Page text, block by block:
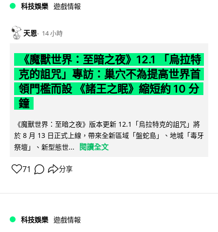
科技娛樂 遊戲情報
天恩 14 小時
《魔獸世界：至暗之夜》12.1 「烏拉特
克的詛咒」專訪：巢穴不為提高世界首
領門檻而設 《諸王之眠》縮短約 10 分
鐘
《魔獸世界：至暗之夜》版本更新 12.1「烏拉特克的詛咒」將
於 8 月 13 日正式上線，帶來全新區域「盤蛇島」、地城「毒牙
祭壇」、新型態世...
閱讀全文
71 分享
科技娛樂 遊戲情報